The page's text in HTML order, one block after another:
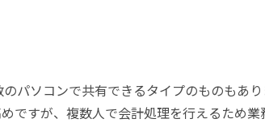
パソコンで共有できるタイプのものもあり
ですが、複数人で会計処理を行えるため業